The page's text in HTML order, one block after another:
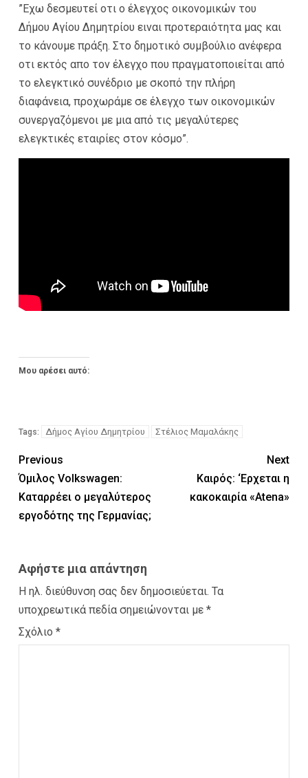
”Εχω δεσμευτεί οτι ο έλεγχος οικονομικών του
Δήμου Αγίου Δημητρίου ειναι προτεραιότητα μας και
το κάνουμε πράξη. Στο δημοτικό συμβούλιο ανέφερα
οτι εκτός απο τον έλεγχο που πραγματοποιείται από
το ελεγκτικό συνέδριο με σκοπό την πλήρη
διαφάνεια, προχωράμε σε έλεγχο των οικονομικών
συνεργαζόμενοι με μια από τις μεγαλύτερες
ελεγκτικές εταιρίες στον κόσμο”.
Μου αρέσει αυτό:
Tags: Δήμος Αγίου Δημητρίου Στέλιος Μαμαλάκης
Previous
Όμιλος Volkswagen:
Καταρρέει ο μεγαλύτερος
εργοδότης της Γερμανίας;
Next
Καιρός: ‘Ερχεται η
κακοκαιρία «Atena»
Αφήστε μια απάντηση
Η ηλ. διεύθυνση σας δεν δημοσιεύεται. Τα
υποχρεωτικά πεδία σημειώνονται με *
Σχόλιο *